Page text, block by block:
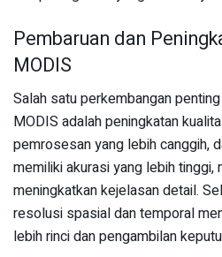
Pembaruan dan
MODIS
Salah satu perkembangan
MODIS adalah peningkatan
pemrosesan yang lebih canggih,
memiliki akurasi yang lebih tinggi,
meningkatkan kejelasan detail.
resolusi spasial dan temporal
lebih rinci dan pengambilan